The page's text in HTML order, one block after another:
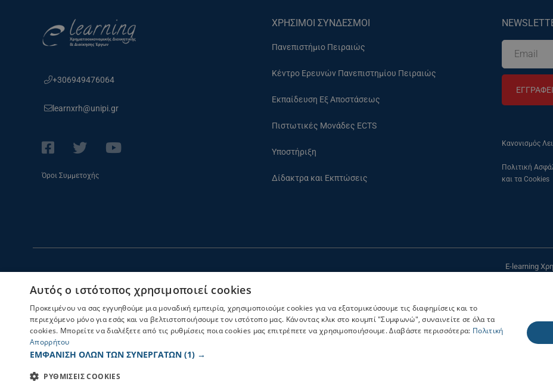
+306949476064
learnxrh@unipi.gr
Όροι Συμμετοχής
ΧΡΗΣΙΜΟΙ ΣΥΝΔΕΣΜΟΙ
Πανεπιστήμιο Πειραιώς
Κέντρο Ερευνών Πανεπιστημίου Πειραιώς
Εκπαίδευση Εξ Αποστάσεως
Πιστωτικές Μονάδες ECTS
Υποστήριξη
Δίδακτρα και Εκπτώσεις
Κανονισμός
Πολιτική
και τα Cookies
E-learning
Αυτός ο ιστότοπος χρησιμοποιεί cookies
Προκειμένου να σας εγγυηθούμε μια μοναδική εμπειρία, χρησιμοποιούμε cookies για να εξατομικεύσουμε τις διαφημίσεις και το
περιεχόμενο μόνο για εσάς και να βελτιστοποιήσουμε τον ιστότοπο μας. Κάνοντας κλικ στο κουμπί "Συμφωνώ", συναινείτε σε όλα τα
cookies. Μπορείτε να διαλέξετε από τις ρυθμίσεις ποια cookies μας επιτρέπετε να χρησιμοποιήσουμε. Διαβάστε περισσότερα: Πολιτική
Απορρήτου
ΕΜΦΑΝΙΣΗ ΟΛΩΝ ΤΩΝ ΣΥΝΕΡΓΑΤΩΝ (1) →
ΡΥΘΜΙΣΕΙΣ COOKIES